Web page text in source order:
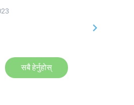
सबै हेर्नुहोस्